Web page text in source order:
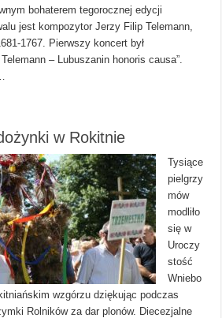
bohaterem tegorocznej edycji
jest kompozytor Jerzy Filip Telemann,
1767. Pierwszy koncert był
– Lubuszanin honoris causa”.
w Rokitnie
Tysiące
pielgrzy
mów
modliło
się w
Uroczy
stość
Wniebo
wzgórzu dziękując podczas
Rolników za dar plonów. Diecezjalne